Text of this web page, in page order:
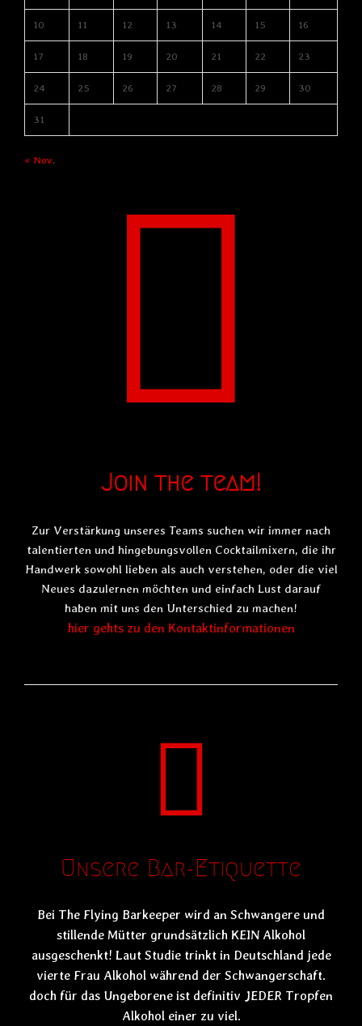
10 11 12 13 14 15 16
17 18 19 20 21 22 23
24 25 26 27 28 29 30
31
« Nov.
Join the team!
Zur Verstärkung unseres Teams suchen wir immer nach
talentierten und hingebungsvollen Cocktailmixern, die ihr
Handwerk sowohl lieben als auch verstehen, oder die viel
Neues dazulernen möchten und einfach Lust darauf
haben mit uns den Unterschied zu machen!
hier gehts zu den Kontaktinformationen
Unsere Bar-Etiquette
Bei The Flying Barkeeper wird an Schwangere und
stillende Mütter grundsätzlich KEIN Alkohol
ausgeschenkt! Laut Studie trinkt in Deutschland jede
vierte Frau Alkohol während der Schwangerschaft.
doch für das Ungeborene ist definitiv JEDER Tropfen
Alkohol einer zu viel.